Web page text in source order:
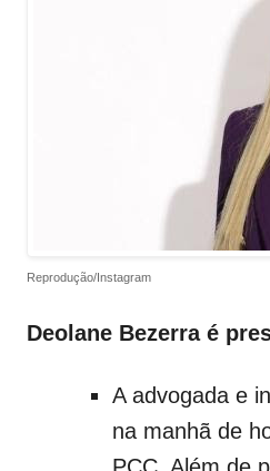
Reprodução/Instagram
Deolane Bezerra é
A advogada e
na manhã de